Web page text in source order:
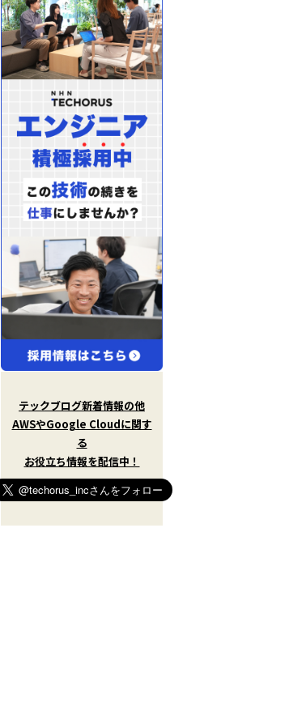
X
T
w
i
t
t
e
r
)
を
テックブログ新着情報の他
AWSやGoogle Cloudに関す
る
お役立ち情報を配信中！